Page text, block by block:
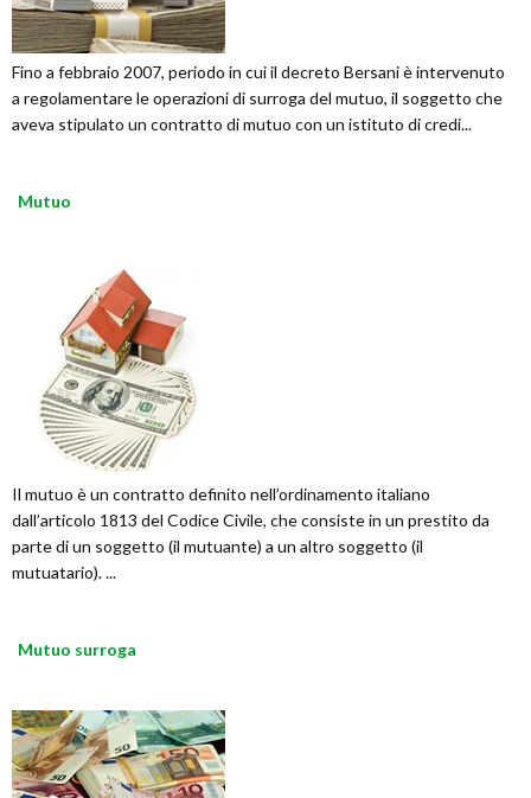
Fino a febbraio 2007, periodo in cui il decreto Bersani è intervenuto
a regolamentare le operazioni di surroga del mutuo, il soggetto che
aveva stipulato un contratto di mutuo con un istituto di credi...
Mutuo
Il mutuo è un contratto definito nell’ordinamento italiano
dall’articolo 1813 del Codice Civile, che consiste in un prestito da
parte di un soggetto (il mutuante) a un altro soggetto (il
mutuatario). ...
Mutuo surroga